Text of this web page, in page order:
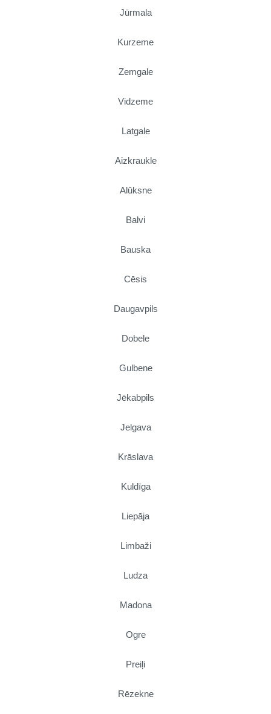
Jūrmala
Kurzeme
Zemgale
Vidzeme
Latgale
Aizkraukle
Alūksne
Balvi
Bauska
Cēsis
Daugavpils
Dobele
Gulbene
Jēkabpils
Jelgava
Krāslava
Kuldīga
Liepāja
Limbaži
Ludza
Madona
Ogre
Preiļi
Rēzekne